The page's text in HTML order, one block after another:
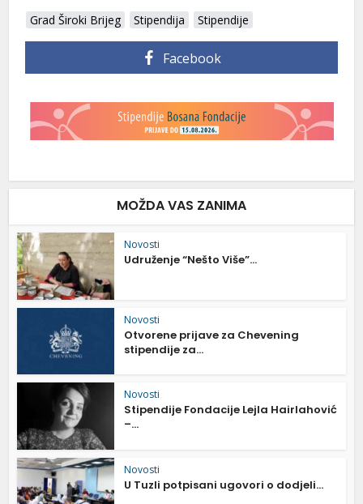
Grad Široki Brijeg Stipendija Stipendije
Facebook
MOŽDA VAS ZANIMA
Novosti
Udruženje “Nešto Više”...
Novosti
Otvorene prijave za Chevening
stipendije za...
Novosti
Stipendije Fondacije Lejla Hairlahović
–...
Novosti
U Tuzli potpisani ugovori o dodjeli...